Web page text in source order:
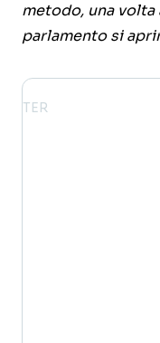
metodo, una
parlamento si